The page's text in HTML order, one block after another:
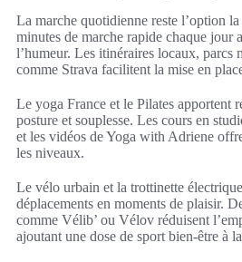
La marche quotidienne reste l’option
minutes de marche rapide chaque jour
l’humeur. Les itinéraires locaux, parcs
comme Strava facilitent la mise en
Le yoga France et le Pilates apportent
posture et souplesse. Les cours en
et les vidéos de Yoga with Adriene
les niveaux.
Le vélo urbain et la trottinette
déplacements en moments de plaisir.
comme Vélib’ ou Vélov réduisent
ajoutant une dose de sport bien-être à